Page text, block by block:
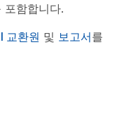
포함합니다.
교환원 및 보고서를